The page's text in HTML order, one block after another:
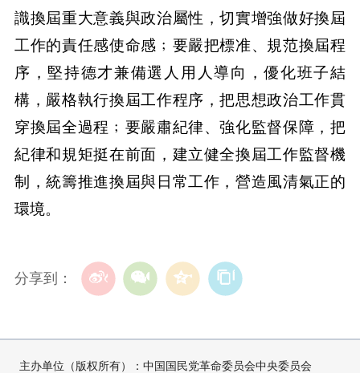
識換屆重大意義與政治屬性，切實增強做好換屆
工作的責任感使命感﹔要嚴把標准、規范換屆程
序，堅持德才兼備選人用人導向，優化班子結
構，嚴格執行換屆工作程序，把思想政治工作貫
穿換屆全過程﹔要嚴肅紀律、強化監督保障，把
紀律和規矩挺在前面，建立健全換屆工作監督機
制，統籌推進換屆與日常工作，營造風清氣正的
環境。
分享到：
主办单位（版权所有）：中国国民党革命委员会中央委员会